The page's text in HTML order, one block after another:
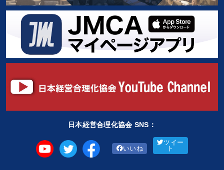
日本経営合理化協会 SNS：
いいね
ツイー
ト